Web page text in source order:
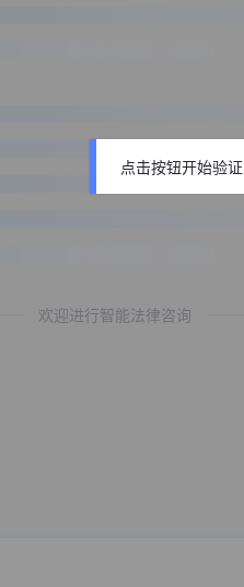
欢迎进行智能法律咨询
点击按钮开始验证